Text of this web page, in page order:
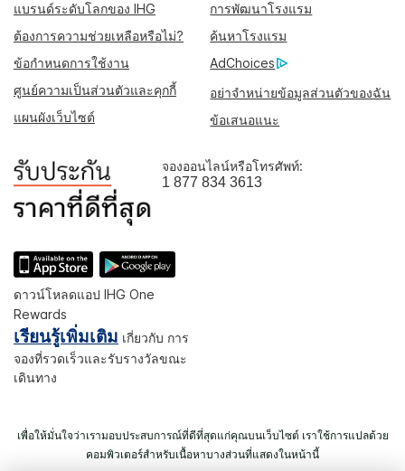
แบรนด์ระดับโลกของ IHG
การพัฒนาโรงแรม
ต้องการความช่วยเหลือหรือไม่?
ค้นหาโรงแรม
ข้อกำหนดการใช้งาน
AdChoices
ศูนย์ความเป็นส่วนตัวและคุกกี้
อย่าจำหน่ายข้อมูลส่วนตัวของฉัน
แผนผังเว็บไซต์
ข้อเสนอแนะ
จองออนไลน์หรือโทรศัพท์:
1 877 834 3613
ดาวน์โหลดแอป IHG One
Rewards
เรียนรู้เพิ่มเติม เกี่ยวกับ การ
จองที่รวดเร็วและรับรางวัลขณะ
เดินทาง
เพื่อให้มั่นใจว่าเรามอบประสบการณ์ที่ดีที่สุดแก่คุณบนเว็บไซต์ เราใช้การแปลด้วย
คอมพิวเตอร์สำหรับเนื้อหาบางส่วนที่แสดงในหน้านี้